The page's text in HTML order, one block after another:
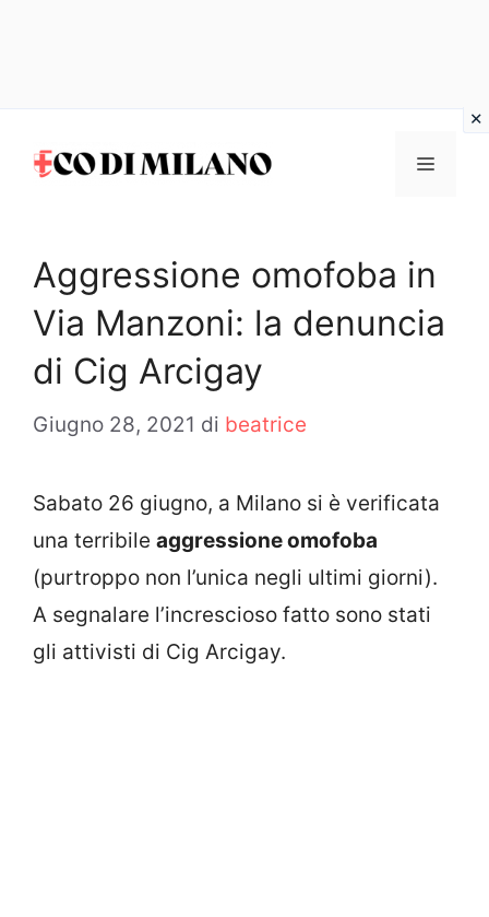
MENU
Aggressione omofoba in
Via Manzoni: la denuncia
di Cig Arcigay
Giugno 28, 2021 di beatrice
Sabato 26 giugno, a Milano si è verificata
una terribile aggressione omofoba
(purtroppo non l’unica negli ultimi giorni).
A segnalare l’increscioso fatto sono stati
gli attivisti di Cig Arcigay.